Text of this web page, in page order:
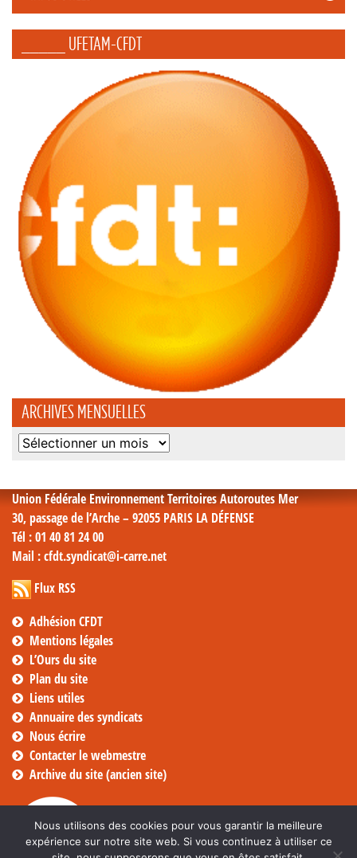
_____ UFETAM-CFDT
ARCHIVES MENSUELLES
Archives
Union Fédérale Environnement Territoires Autoroutes Mer
30, passage de l’Arche – 92055 PARIS LA DÉFENSE
Tél : 01 40 81 24 00
Mail : cfdt.syndicat@i-carre.net
Flux RSS
Adhésion CFDT
Mentions légales
L’Ours du site
Plan du site
Liens utiles
Annuaire des syndicats
Nous écrire
Contacter le webmestre
Archive du site (ancien site)
Nous utilisons des cookies pour vous garantir la meilleure
expérience sur notre site web. Si vous continuez à utiliser ce